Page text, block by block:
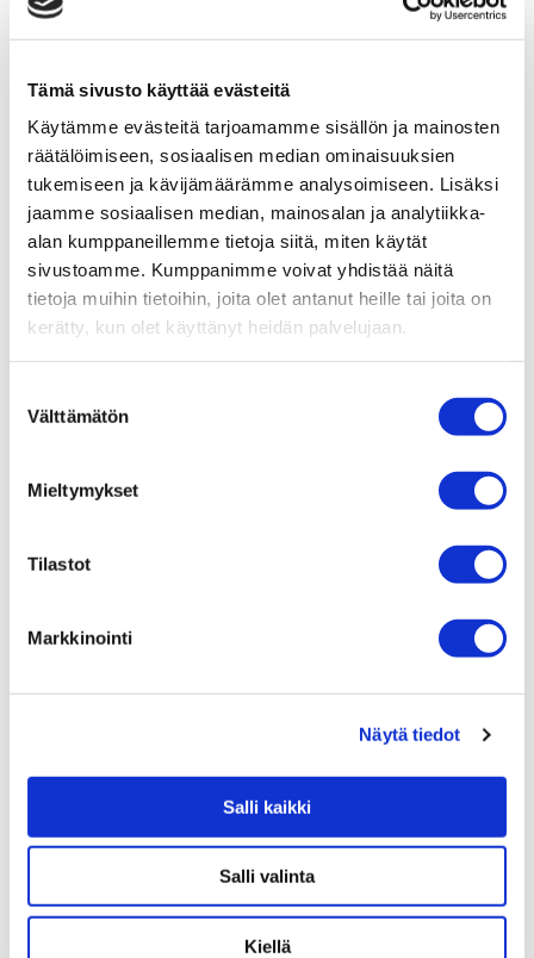
Tämä sivusto käyttää evästeitä
Käytämme evästeitä tarjoamamme sisällön ja mainosten
räätälöimiseen, sosiaalisen median ominaisuuksien
tukemiseen ja kävijämäärämme analysoimiseen. Lisäksi
jaamme sosiaalisen median, mainosalan ja analytiikka-
alan kumppaneillemme tietoja siitä, miten käytät
sivustoamme. Kumppanimme voivat yhdistää näitä
tietoja muihin tietoihin, joita olet antanut heille tai joita on
kerätty, kun olet käyttänyt heidän palvelujaan.
valinta
Välttämätön
Mieltymykset
Tilastot
Markkinointi
Näytä tiedot
Salli kaikki
Salli valinta
Kiellä
Sari Pihamaa
Psykoterapeutti­, psykologi